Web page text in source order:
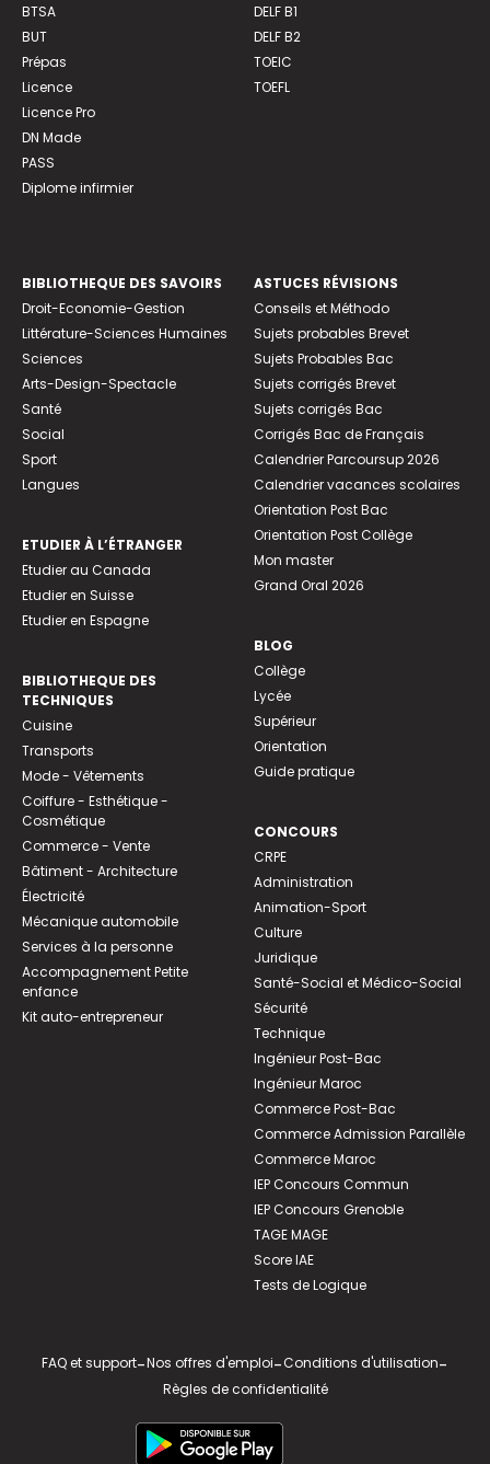
BTSA
BUT
Prépas
Licence
Licence Pro
DN Made
PASS
Diplome infirmier
DELF B1
DELF B2
TOEIC
TOEFL
BIBLIOTHEQUE DES SAVOIRS
Droit-Economie-Gestion
Littérature-Sciences Humaines
Sciences
Arts-Design-Spectacle
Santé
Social
Sport
Langues
ETUDIER À L’ÉTRANGER
Etudier au Canada
Etudier en Suisse
Etudier en Espagne
BIBLIOTHEQUE DES
TECHNIQUES
Cuisine
Transports
Mode - Vêtements
Coiffure - Esthétique -
Cosmétique
Commerce - Vente
Bâtiment - Architecture
Électricité
Mécanique automobile
Services à la personne
Accompagnement Petite
enfance
Kit auto-entrepreneur
ASTUCES RÉVISIONS
Conseils et Méthodo
Sujets probables Brevet
Sujets Probables Bac
Sujets corrigés Brevet
Sujets corrigés Bac
Corrigés Bac de Français
Calendrier Parcoursup 2026
Calendrier vacances scolaires
Orientation Post Bac
Orientation Post Collège
Mon master
Grand Oral 2026
BLOG
Collège
Lycée
Supérieur
Orientation
Guide pratique
CONCOURS
CRPE
Administration
Animation-Sport
Culture
Juridique
Santé-Social et Médico-Social
Sécurité
Technique
Ingénieur Post-Bac
Ingénieur Maroc
Commerce Post-Bac
Commerce Admission Parallèle
Commerce Maroc
IEP Concours Commun
IEP Concours Grenoble
TAGE MAGE
Score IAE
Tests de Logique
FAQ et support-Nos offres d'emploi-Conditions d'utilisation-
Règles de confidentialité